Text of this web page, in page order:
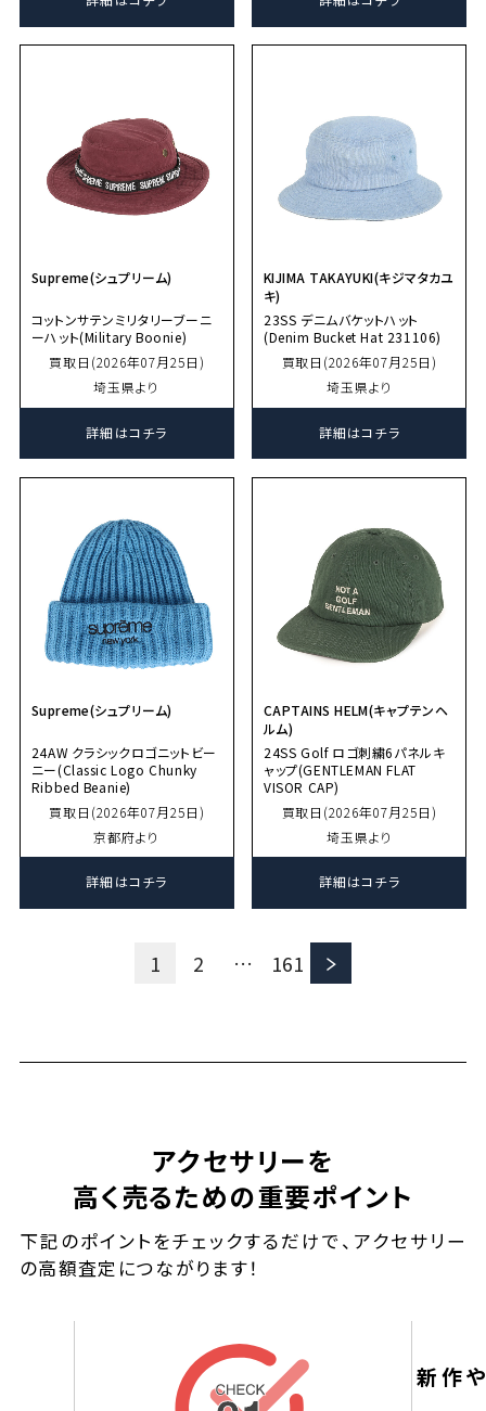
Supreme(シュプリーム)
コットンサテンミリタリーブーニ
ーハット(Military Boonie)
買取日(2026年07月25日)
埼玉県より
詳細はコチラ
KIJIMA TAKAYUKI(キジマタカユ
キ)
23SS デニムバケットハット
(Denim Bucket Hat 231106)
買取日(2026年07月25日)
埼玉県より
詳細はコチラ
Supreme(シュプリーム)
24AW クラシックロゴニットビー
ニー(Classic Logo Chunky
Ribbed Beanie)
買取日(2026年07月25日)
京都府より
詳細はコチラ
CAPTAINS HELM(キャプテンヘ
ルム)
24SS Golf ロゴ刺繍6パネルキ
ャップ(GENTLEMAN FLAT
VISOR CAP)
買取日(2026年07月25日)
埼玉県より
詳細はコチラ
1 2 … 161
アクセサリーを
高く売るための重要ポイント
下記のポイントをチェックするだけで、アクセサリー
の高額査定につながります！
新作